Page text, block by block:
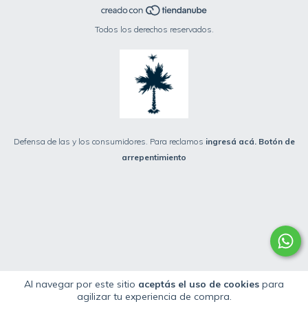
Al navegar por este sitio aceptás el uso de cookies para
agilizar tu experiencia de compra.
Todos los derechos reservados.
Defensa de las y los consumidores. Para reclamos ingresá acá. Botón de
arrepentimiento